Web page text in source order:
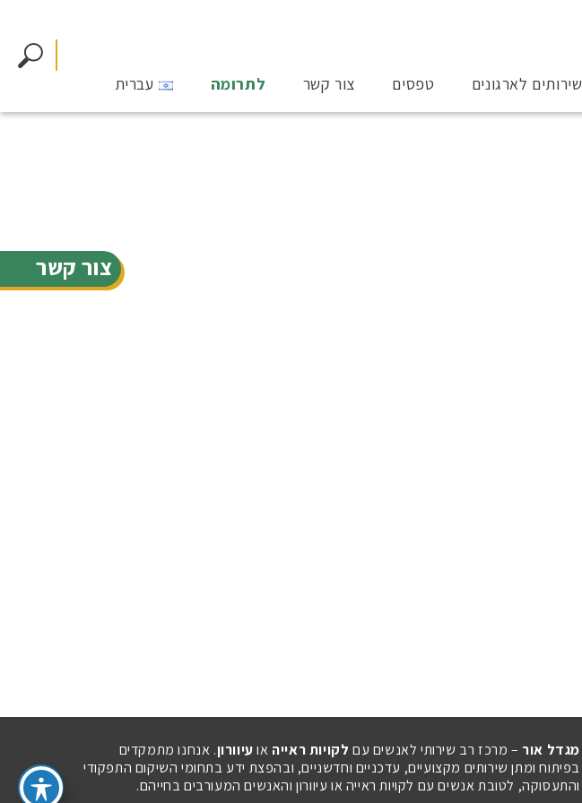
צור קשר
שירותים לארגונים טפסים צור קשר לתרומה עברית
מגדל אור – מרכז רב שירותי לאנשים עם לקויות ראייה אועיוורון. אנחנו מתמקדים
בפיתוח ומתן שירותים מקצועיים, עדכניים וחדשניים, ובהפצת ידע בתחומי השיקום התפקודי
והתעסוקה, לטובת אנשים עם לקויות ראייה או עיוורון והאנשים המעורבים בחייהם.